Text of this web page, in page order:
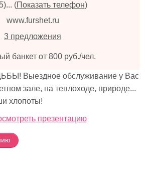
(Показать телефон)
www.furshet.ru
3 предложения
банкет от 800 руб./чел.
Выездное обслуживание у Вас
зале, на теплоходе, природе...
хлопоты!
презентацию